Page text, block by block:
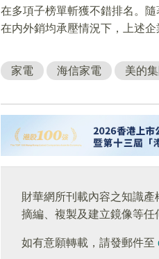
在多項子榜單斬獲不錯排名。
在内外銷均承壓情況下，上述
家電 海信家電 美的
財華網所刊載內容之知識產
摘編、複製及建立鏡像等任
如有意願轉載，請發郵件至